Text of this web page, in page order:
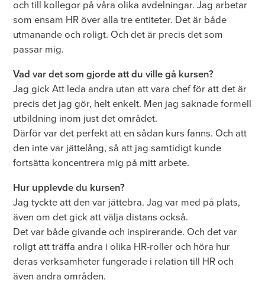
och till kollegor på våra olika avdelningar. Jag arbetar
som ensam HR över alla tre entiteter. Det är både
utmanande och roligt. Och det är precis det som
passar mig.
Vad var det som gjorde att du ville gå kursen?
Jag gick Att leda andra utan att vara chef för att det är
precis det jag gör, helt enkelt. Men jag saknade formell
utbildning inom just det området.
Därför var det perfekt att en sådan kurs fanns. Och att
den inte var jättelång, så att jag samtidigt kunde
fortsätta koncentrera mig på mitt arbete.
Hur upplevde du kursen?
Jag tyckte att den var jättebra. Jag var med på plats,
även om det gick att välja distans också.
Det var både givande och inspirerande. Och det var
roligt att träffa andra i olika HR-roller och höra hur
deras verksamheter fungerade i relation till HR och
även andra områden.